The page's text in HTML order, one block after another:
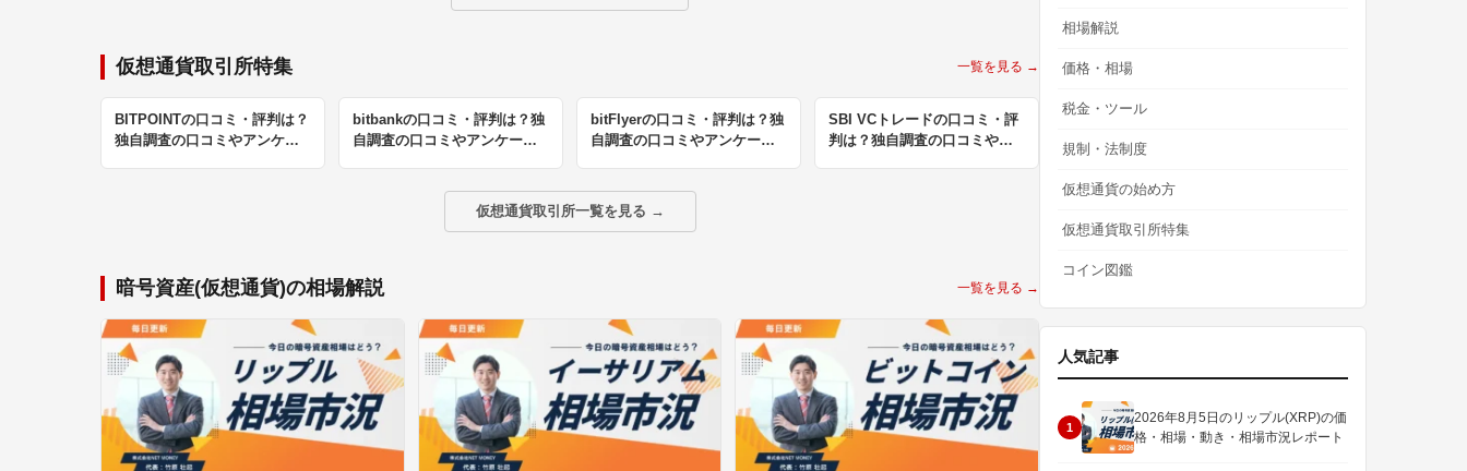
仮想通貨取引所特集 一覧を見る →
BITPOINTの口コミ・評判は？
独自調査の口コミやアンケー
bitbankの口コミ・評判は？独
自調査の口コミやアンケート
bitFlyerの口コミ・評判は？独
自調査の口コミやアンケート
SBI VCトレードの口コミ・評
判は？独自調査の口コミやア
仮想通貨取引所一覧を見る →
暗号資産(仮想通貨)の相場解説 一覧を見る →
相場解説
価格・相場
税金・ツール
規制・法制度
仮想通貨の始め方
仮想通貨取引所特集
コイン図鑑
人気記事
1
2026年8月5日のリップル(XRP)の価
格・相場・動き・相場市況レポート